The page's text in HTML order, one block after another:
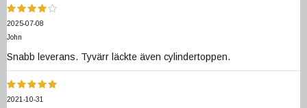
2025-07-08
John
Snabb leverans. Tyvärr läckte även cylindertoppen.
2021-10-31